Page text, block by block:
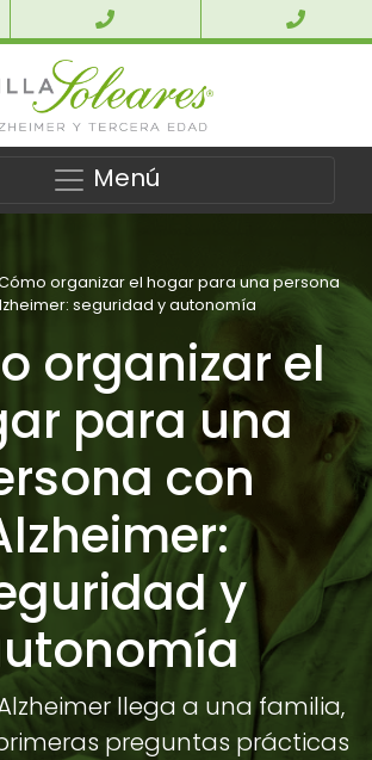
Menú
organizar el hogar para una persona
seguridad y autonomía
organizar el
para una
con
y
llega a una familia,
preguntas prácticas